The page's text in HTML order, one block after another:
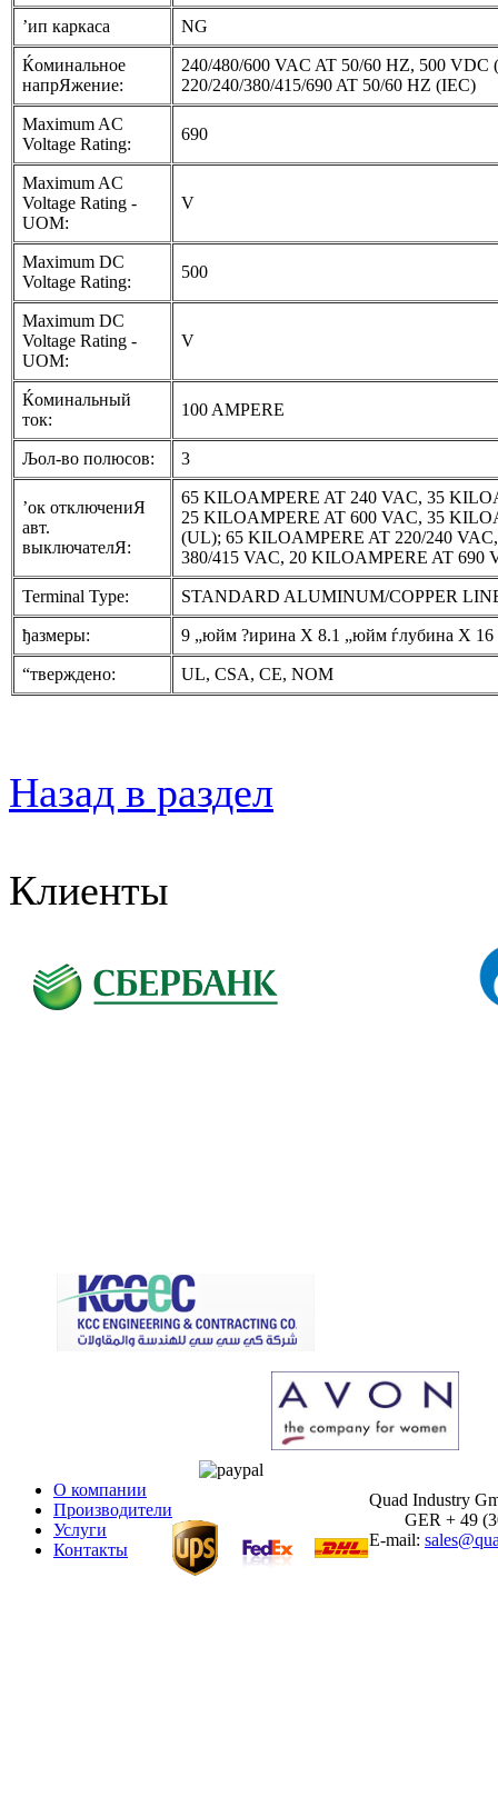
’ип каркаса NG
Ќоминальное
напрЯжение:
240/480/600 VAC AT 50/60 HZ, 500 VDC
220/240/380/415/690 AT 50/60 HZ (IEC)
Maximum AC
Voltage Rating:
690
Maximum AC
Voltage Rating -
UOM:
V
Maximum DC
Voltage Rating:
500
Maximum DC
Voltage Rating -
UOM:
V
Ќоминальный
ток:
100 AMPERE
Љол-во полюсов: 3
’ок отключениЯ
авт.
выключателЯ:
65 KILOAMPERE AT 240 VAC, 35
25 KILOAMPERE AT 600 VAC, 35
(UL); 65 KILOAMPERE AT 220/240
380/415 VAC, 20 KILOAMPERE AT 690
Terminal Type: STANDARD ALUMINUM/COPPER
ђазмеры: 9 „юйм ?ирина X 8.1 „юйм ѓлубина X 16
“тверждено: UL, CSA, CE, NOM
Назад в раздел
Клиенты
О компании
Производители
Услуги
Контакты
Quad Industry
GER + 49
E-mail: